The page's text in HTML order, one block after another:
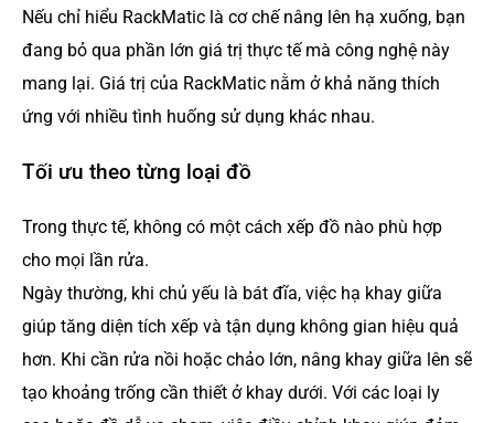
Nếu chỉ hiểu RackMatic là cơ chế nâng lên hạ xuống, bạn
đang bỏ qua phần lớn giá trị thực tế mà công nghệ này
mang lại. Giá trị của RackMatic nằm ở khả năng thích
ứng với nhiều tình huống sử dụng khác nhau.
Tối ưu theo từng loại đồ
Trong thực tế, không có một cách xếp đồ nào phù hợp
cho mọi lần rửa.
Ngày thường, khi chủ yếu là bát đĩa, việc hạ khay giữa
giúp tăng diện tích xếp và tận dụng không gian hiệu quả
hơn. Khi cần rửa nồi hoặc chảo lớn, nâng khay giữa lên sẽ
tạo khoảng trống cần thiết ở khay dưới. Với các loại ly